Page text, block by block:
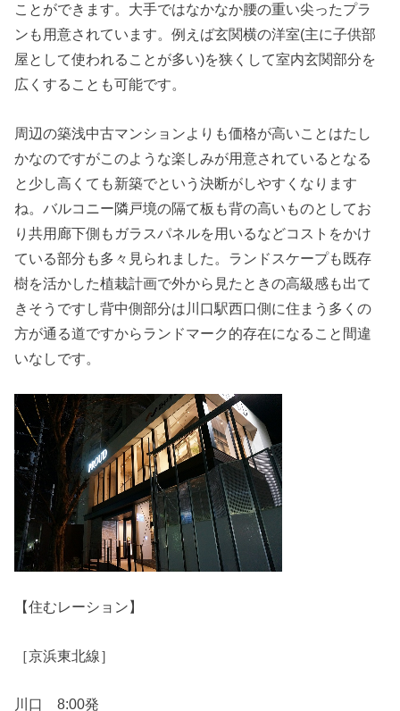
ことができます。大手ではなかなか腰の重い尖ったプラ
ンも用意されています。例えば玄関横の洋室(主に子供部
屋として使われることが多い)を狭くして室内玄関部分を
広くすることも可能です。
周辺の築浅中古マンションよりも価格が高いことはたし
かなのですがこのような楽しみが用意されているとなる
と少し高くても新築でという決断がしやすくなります
ね。バルコニー隣戸境の隔て板も背の高いものとしてお
り共用廊下側もガラスパネルを用いるなどコストをかけ
ている部分も多々見られました。ランドスケープも既存
樹を活かした植栽計画で外から見たときの高級感も出て
きそうですし背中側部分は川口駅西口側に住まう多くの
方が通る道ですからランドマーク的存在になること間違
いなしです。
【住むレーション】
［京浜東北線］
川口 8:00発